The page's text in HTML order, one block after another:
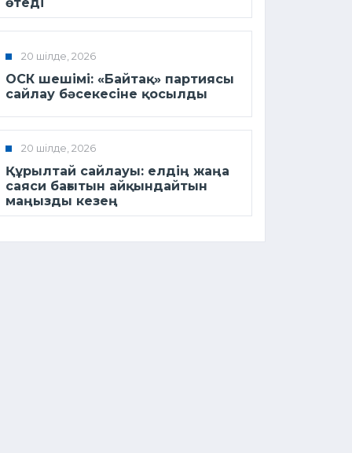
20 шілде, 2026
ОСК шешімі: «Байтақ» партиясы
сайлау бәсекесіне қосылды
20 шілде, 2026
Құрылтай сайлауы: елдің жаңа
саяси бағытын айқындайтын
маңызды кезең